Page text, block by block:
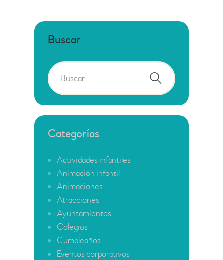
Buscar
Categorías
Actividades infantiles
Animación infantil
Animaciones
Atracciones
Ayuntamientos
Colegios
Cumpleaños
Eventos corporativos